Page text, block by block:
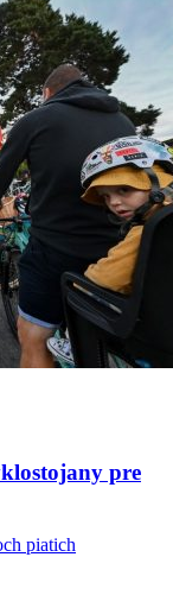
pre
piatich